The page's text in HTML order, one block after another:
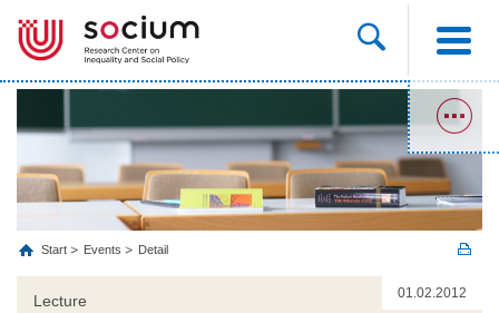
Start Events Detail
01.02.2012
Lecture